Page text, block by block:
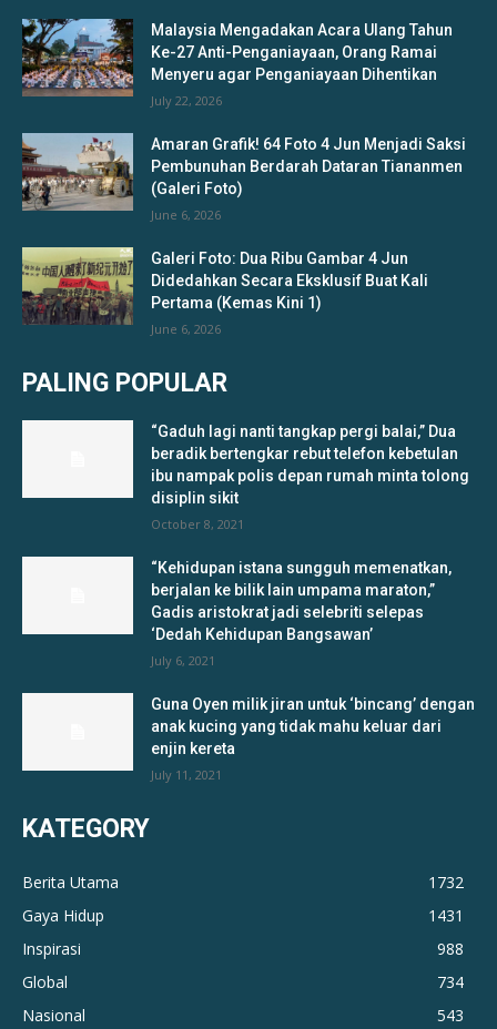
Malaysia Mengadakan Acara Ulang Tahun
Ke-27 Anti-Penganiayaan, Orang Ramai
Menyeru agar Penganiayaan Dihentikan
July 22, 2026
Amaran Grafik! 64 Foto 4 Jun Menjadi Saksi
Pembunuhan Berdarah Dataran Tiananmen
(Galeri Foto)
June 6, 2026
Galeri Foto: Dua Ribu Gambar 4 Jun
Didedahkan Secara Eksklusif Buat Kali
Pertama (Kemas Kini 1)
June 6, 2026
PALING POPULAR
“Gaduh lagi nanti tangkap pergi balai,” Dua
beradik bertengkar rebut telefon kebetulan
ibu nampak polis depan rumah minta tolong
disiplin sikit
October 8, 2021
“Kehidupan istana sungguh memenatkan,
berjalan ke bilik lain umpama maraton,”
Gadis aristokrat jadi selebriti selepas
‘Dedah Kehidupan Bangsawan’
July 6, 2021
Guna Oyen milik jiran untuk ‘bincang’ dengan
anak kucing yang tidak mahu keluar dari
enjin kereta
July 11, 2021
KATEGORY
Berita Utama
1732
Gaya Hidup
1431
Inspirasi
988
Global
734
Nasional
543